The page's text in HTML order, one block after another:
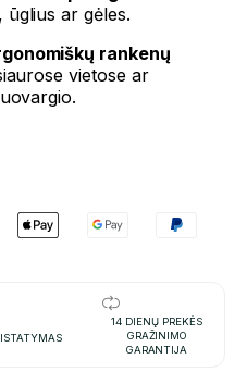
ar gėles.
rankenų
vietose ar
14 DIENŲ PREKĖS
GRAŽINIMO
GARANTIJA